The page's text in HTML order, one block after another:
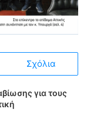
Σχόλια
για τους